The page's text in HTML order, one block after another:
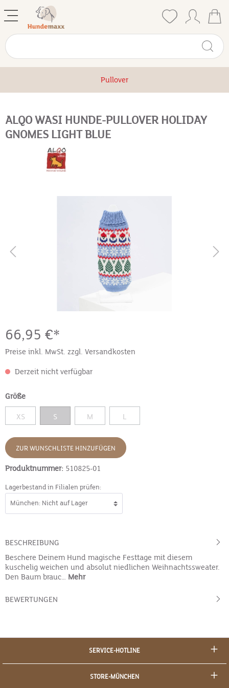
Pullover
ALQO WASI HUNDE-PULLOVER HOLIDAY
GNOMES LIGHT BLUE
66,95 €*
Preise inkl. MwSt. zzgl. Versandkosten
Derzeit nicht verfügbar
Größe
XS S M L
ZUR WUNSCHLISTE HINZUFÜGEN
Produktnummer: 510825-01
Lagerbestand in Filialen prüfen:
BESCHREIBUNG
Beschere Deinem Hund magische Festtage mit diesem
kuschelig weichen und absolut niedlichen Weihnachtssweater.
Den Baum brauc… Mehr
BEWERTUNGEN
SERVICE-HOTLINE
STORE-MÜNCHEN